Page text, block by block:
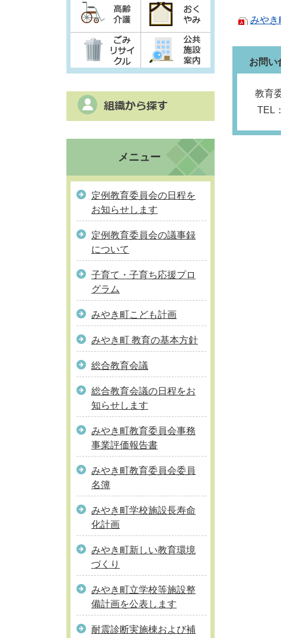
メニュー
定例教育委員会の日程を
お知らせします
定例教育委員会の議事録
について
子育て・子育ち応援プロ
グラム
みやき町こども計画
みやき町 教育の基本方針
総合教育会議
総合教育会議の日程をお
知らせします
みやき町教育委員会事務
事業評価報告書
みやき町教育委員会委員
名簿
みやき町学校施設長寿命
化計画
みやき町新しい教育環境
づくり
みやき町立学校等施設整
備計画を公表します
耐震診断実施棟および補
みやき
お問い
教育
TEL